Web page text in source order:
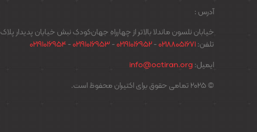
آدرس :
خیابان نلسون ماندلا بالاتر از چهارراه جهان‌کودک نبش خیابان پدیدار پلاک ۶۶ واحد ۱۰۵
تلفن:02188051671
-
02191016952
-
02191016953
-
02191016954
ایمیل: info@octiran.org
© 2025 تمامی حقوق برای اکتیران محفوظ است.